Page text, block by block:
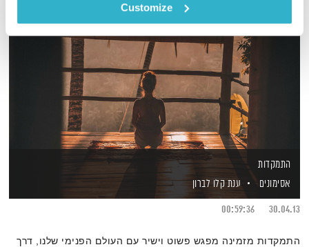
Customize
התמקדות
אסימונים
ענת קלו לברון
30.04.13
00:59:36
התמקדות מזמינה מפגש פשוט וישיר עם העולם הפנימי שלנו, דרך